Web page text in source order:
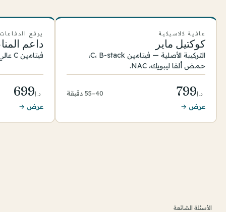
عافية كلاسيكية
كوكتيل ماير
التركيبة الأصلية — فيتامين C، B-stack،
حمض ألفا ليبويك، NAC.
د.إ799
40–55 دقيقة
عرض →
يرفع
داعم
فيتامين C عالي الجرعة وB-vits مع مغنيسيوم.
د.إ699
عرض →
الأسئلة الشائعة